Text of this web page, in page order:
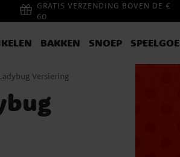
GRATIS VERZENDING BOVEN DE €
60
BAKKEN SNOEP
Versiering